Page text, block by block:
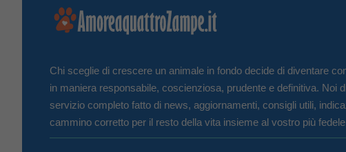
Chi sceglie di crescere un animale in fondo decide di diventare
in maniera responsabile, coscienziosa, prudente e definitiva. Noi
servizio completo fatto di news, aggiornamenti, consigli utili,
cammino corretto per il resto della vita insieme al vostro più